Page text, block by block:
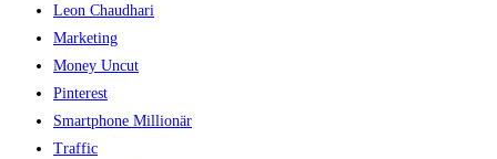
Leon Chaudhari
Marketing
Money Uncut
Pinterest
Smartphone Millionär
Traffic